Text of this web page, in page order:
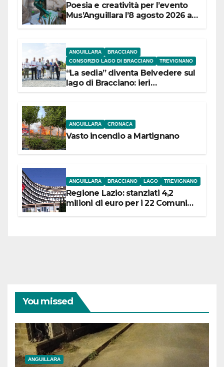
Poesia e creatività per l’evento
Mus’Anguillara l’8 agosto 2026 al
ANGUILLARA
BRACCIANO
CONSORZIO LAGO DI BRACCIANO
TREVIGNANO
“La sedia” diventa Belvedere sul
lago di Bracciano: ieri
ANGUILLARA CRONACA
Vasto incendio a Martignano
ANGUILLARA BRACCIANO LAGO TREVIGNANO
Regione Lazio: stanziati 4,2
milioni di euro per i 22 Comuni
You missed
ANGUILLARA